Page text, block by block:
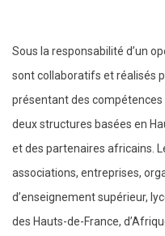
Sous la responsabilité d’un
sont collaboratifs et réalisés
présentant des
deux structures basées en
et des partenaires africains.
associations, entreprises,
d’enseignement supérieur,
des Hauts-de-France,